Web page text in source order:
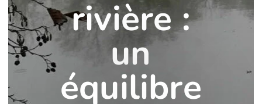
rivière :
un
équilibre